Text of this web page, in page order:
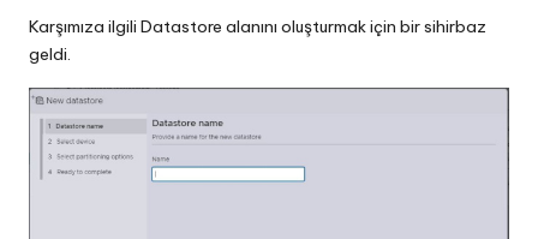
Karşımıza ilgili Datastore alanını oluşturmak için bir sihirbaz
geldi.